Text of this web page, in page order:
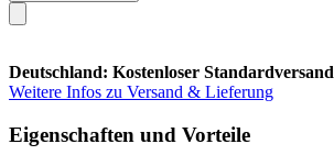
Deutschland: Kostenloser Standardversand
Weitere Infos zu Versand & Lieferung
Eigenschaften und Vorteile